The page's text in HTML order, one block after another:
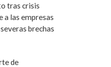
tras crisis
a las empresas
brechas
de